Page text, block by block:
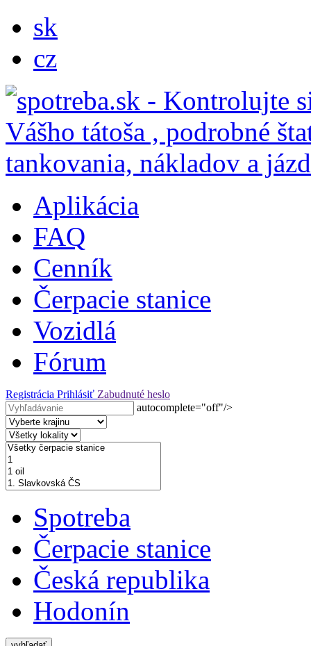
sk
cz
Aplikácia
FAQ
Cenník
Čerpacie stanice
Vozidlá
Fórum
Registrácia Prihlásiť Zabudnuté heslo
autocomplete="off"/>
Spotreba
Čerpacie stanice
Česká republika
Hodonín